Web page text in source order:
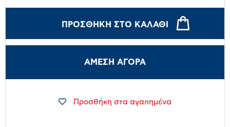
ΠΡΟΣΘΉΚΗ ΣΤΟ ΚΑΛΆΘΙ
ΑΜΕΣΗ ΑΓΟΡΑ
Προσθήκη στα αγαπημένα